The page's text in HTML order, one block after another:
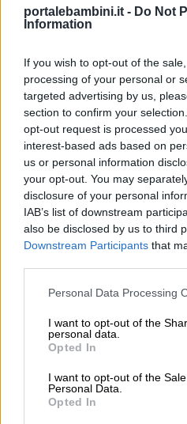
portalebambini.it - Do Not
Information
If you wish to opt-out of the
processing of your personal or
targeted advertising by us,
section to confirm your
opt-out request is processed
interest-based ads based on
us or personal information
your opt-out. You may
disclosure of your personal
IAB’s list of downstream
also be disclosed by us to third
Downstream Participants that
Personal Data Processing
I want to opt-out of the
personal data.
Opted In
I want to opt-out of the
Personal Data.
Opted In
una metodologia
consapevolezza di sé
un’introduzione alla
esercizi e letture
questa pratica insieme
UN LIBRO PER
DEL CUORE